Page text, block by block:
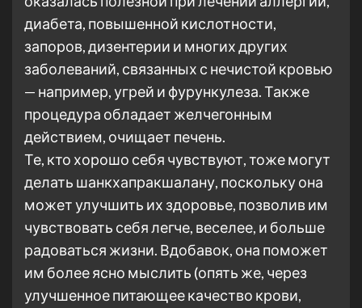
диабета, повышенной кислотности,
запоров, дизентерии и многих других
заболеваний, связанных с нечистой кровью
— например, угрей и фурункулеза. Также
процедура обладает желчегонным
действием, очищает печень.
Те, кто хорошо себя чувствуют, тоже могут
делать шанкхапракшалану, поскольку она
может улучшить их здоровье, позволив им
чувствовать себя легче, веселее, и больше
радоваться жизни. Вдобавок, она поможет
им более ясно мыслить (опять же, через
улучшенное питающее качество крови,